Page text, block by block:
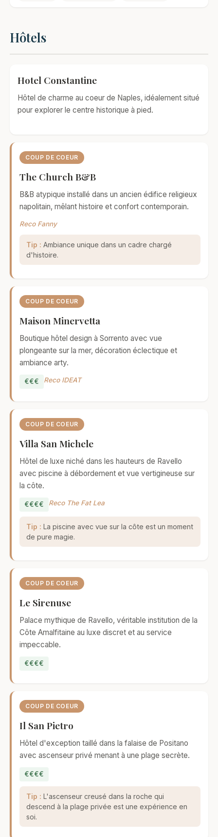
Hôtels
Hotel Constantine
Hôtel de charme au coeur de Naples, idéalement situé
pour explorer le centre historique à pied.
COUP DE COEUR
The Church B&B
B&B atypique installé dans un ancien édifice religieux
napolitain, mêlant histoire et confort contemporain.
Reco Fanny
Tip : Ambiance unique dans un cadre chargé
d'histoire.
COUP DE COEUR
Maison Minervetta
Boutique hôtel design à Sorrento avec vue
plongeante sur la mer, décoration éclectique et
ambiance arty.
€€€ Reco IDEAT
COUP DE COEUR
Villa San Michele
Hôtel de luxe niché dans les hauteurs de Ravello
avec piscine à débordement et vue vertigineuse sur
la côte.
€€€€ Reco The Fat Lea
Tip : La piscine avec vue sur la côte est un moment
de pure magie.
COUP DE COEUR
Le Sirenuse
Palace mythique de Ravello, véritable institution de la
Côte Amalfitaine au luxe discret et au service
impeccable.
€€€€
COUP DE COEUR
Il San Pietro
Hôtel d'exception taillé dans la falaise de Positano
avec ascenseur privé menant à une plage secrète.
€€€€
Tip : L'ascenseur creusé dans la roche qui
descend à la plage privée est une expérience en
soi.